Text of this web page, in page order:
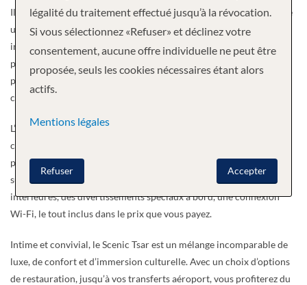
Il y a à peine plus d’une centaine d’invités à bord, ce qui vous donne
une véritable sensation d’espace, accompagnée d’une atmosphère
intime. Pratiquement toutes les cabines et suites disposent de leur
propre balcon privé et chaque cabine dispose d’une salle de bains
privée moderne et élégante, d’un téléviseur par satellite, d’un
coffre-fort, d’un minibar et d’une connexion Wi-Fi gratuite.
L’innovation et le design axés sur le luxe signifient que Scenic est un
chef de file dans l’expérience de la croisière fluviale russe sur notre
petit bateau de luxe, Scenic Tsar. Avec les suites les plus raffinées
sur les rivières, de vastes zones d’observation extérieures et
intérieures, des divertissements spéciaux à bord, une connexion
Wi-Fi, le tout inclus dans le prix que vous payez.
Intime et convivial, le Scenic Tsar est un mélange incomparable de
luxe, de confort et d’immersion culturelle. Avec un choix d’options
de restauration, jusqu’à vos transferts aéroport, vous profiterez du
légalité du traitement effectué jusqu’à la révocation.
Si vous sélectionnez «Refuser» et déclinez votre
consentement, aucune offre individuelle ne peut être
proposée, seuls les cookies nécessaires étant alors
actifs.
Mentions légales
Accepter
Refuser